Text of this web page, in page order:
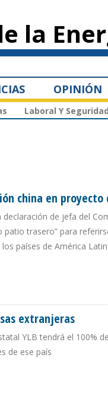
la
OPINIÓN
Laboral Y Seguridad
china en
de jefa del
patio trasero” para
países de América
extranjeras
YLB tendrá el 100%
de ese país